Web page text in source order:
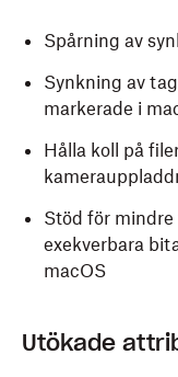
Spårning av
Synkning av
markerade i
Hålla koll på
Stöd för
exekverbara
macOS
Utökade